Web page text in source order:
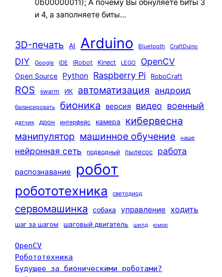
0b00000011); А почему Вы обнуляете биты 3
и 4, а заполняете биты…
3D-печать AI Arduino Bluetooth CraftDuino
DIY Google IDE iRobot Kinect LEGO OpenCV
Open Source Python Raspberry Pi RoboCraft
ROS swarm ИК автоматизация андроид
балансировать бионика версия видео военный
датчик дрон интерфейс камера кибервесна
манипулятор машинное обучение наше
нейронная сеть подводный пылесос работа
распознавание робот
робототехника светодиод
сервомашинка собака управление ходить
шаг за шагом шаговый двигатель шилд юмор
OpenCV
Робототехника
Будущее за бионическими роботами?